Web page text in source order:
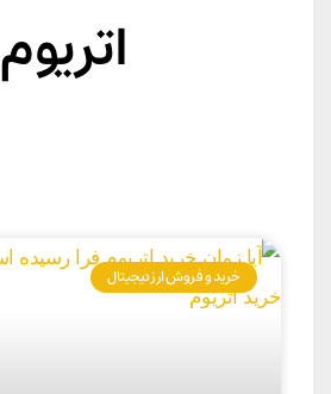
اتریوم
خرید و فروش ارز دیجیتال